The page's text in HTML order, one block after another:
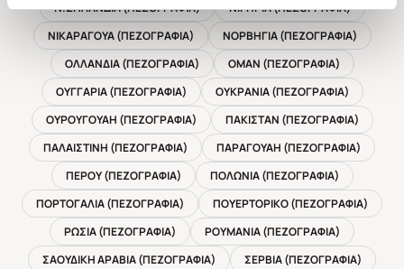
Ν.ΖΗΛΑΝΔΙΑ (ΠΕΖΟΓΡΑΦΙΑ)
ΝΙΓΗΡΙΑ (ΠΕΖΟΓΡΑΦΙΑ)
ΝΙΚΑΡΑΓΟΥΑ (ΠΕΖΟΓΡΑΦΙΑ)
ΝΟΡΒΗΓΙΑ (ΠΕΖΟΓΡΑΦΙΑ)
ΟΛΛΑΝΔΙΑ (ΠΕΖΟΓΡΑΦΙΑ)
ΟΜΑΝ (ΠΕΖΟΓΡΑΦΙΑ)
ΟΥΓΓΑΡΙΑ (ΠΕΖΟΓΡΑΦΙΑ)
ΟΥΚΡΑΝΙΑ (ΠΕΖΟΓΡΑΦΙΑ)
ΟΥΡΟΥΓΟΥΑΗ (ΠΕΖΟΓΡΑΦΙΑ)
ΠΑΚΙΣΤΑΝ (ΠΕΖΟΓΡΑΦΙΑ)
ΠΑΛΑΙΣΤΙΝΗ (ΠΕΖΟΓΡΑΦΙΑ)
ΠΑΡΑΓΟΥΑΗ (ΠΕΖΟΓΡΑΦΙΑ)
ΠΕΡΟΥ (ΠΕΖΟΓΡΑΦΙΑ)
ΠΟΛΩΝΙΑ (ΠΕΖΟΓΡΑΦΙΑ)
ΠΟΡΤΟΓΑΛΙΑ (ΠΕΖΟΓΡΑΦΙΑ)
ΠΟΥΕΡΤΟΡΙΚΟ (ΠΕΖΟΓΡΑΦΙΑ)
ΡΩΣΙΑ (ΠΕΖΟΓΡΑΦΙΑ)
ΡΟΥΜΑΝΙΑ (ΠΕΖΟΓΡΑΦΙΑ)
ΣΑΟΥΔΙΚΗ ΑΡΑΒΙΑ (ΠΕΖΟΓΡΑΦΙΑ)
ΣΕΡΒΙΑ (ΠΕΖΟΓΡΑΦΙΑ)